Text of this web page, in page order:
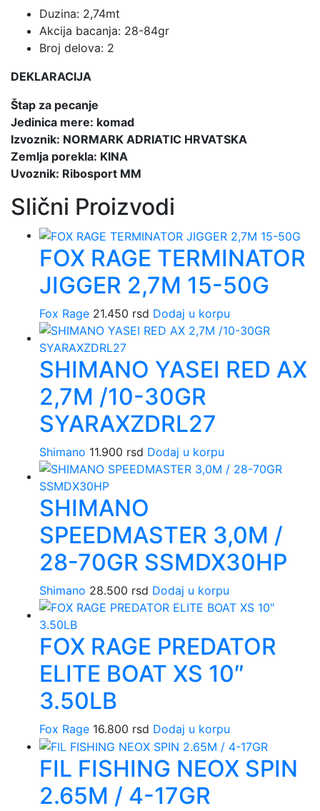
TECAXF90XH
količina
Duzina: 2,74mt
Akcija bacanja: 28-84gr
Broj delova: 2
DEKLARACIJA
Štap za pecanje
Jedinica mere: komad
Izvoznik: NORMARK ADRIATIC HRVATSKA
Zemlja porekla: KINA
Uvoznik: Ribosport MM
Slični Proizvodi
FOX RAGE TERMINATOR
JIGGER 2,7M 15-50G
Fox Rage 21.450 rsd Dodaj u korpu
SHIMANO YASEI RED AX
2,7M /10-30GR
SYARAXZDRL27
Shimano 11.900 rsd Dodaj u korpu
SHIMANO
SPEEDMASTER 3,0M /
28-70GR SSMDX30HP
Shimano 28.500 rsd Dodaj u korpu
FOX RAGE PREDATOR
ELITE BOAT XS 10″
3.50LB
Fox Rage 16.800 rsd Dodaj u korpu
FIL FISHING NEOX SPIN
2.65M / 4-17GR